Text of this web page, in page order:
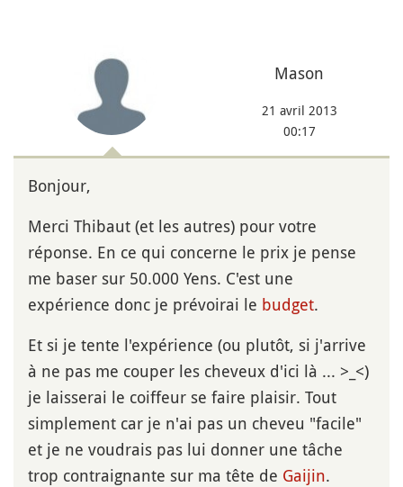
Mason
21 avril 2013
00:17
Bonjour,
Merci Thibaut (et les autres) pour votre
réponse. En ce qui concerne le prix je pense
me baser sur 50.000 Yens. C'est une
expérience donc je prévoirai le budget.
Et si je tente l'expérience (ou plutôt, si j'arrive
à ne pas me couper les cheveux d'ici là ... >_<)
je laisserai le coiffeur se faire plaisir. Tout
simplement car je n'ai pas un cheveu "facile"
et je ne voudrais pas lui donner une tâche
trop contraignante sur ma tête de Gaijin.